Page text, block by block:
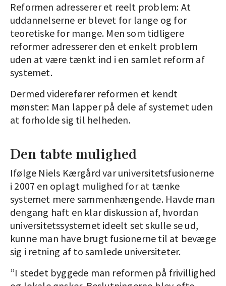
Reformen adresserer et reelt problem: At
uddannelserne er blevet for lange og for
teoretiske for mange. Men som tidligere
reformer adresserer den et enkelt problem
uden at være tænkt ind i en samlet reform af
systemet.
Dermed viderefører reformen et kendt
mønster: Man lapper på dele af systemet uden
at forholde sig til helheden.
Den tabte mulighed
Ifølge Niels Kærgård var universitetsfusionerne
i 2007 en oplagt mulighed for at tænke
systemet mere sammenhængende. Havde man
dengang haft en klar diskussion af, hvordan
universitetssystemet ideelt set skulle se ud,
kunne man have brugt fusionerne til at bevæge
sig i retning af to samlede universiteter.
”I stedet byggede man reformen på frivillighed